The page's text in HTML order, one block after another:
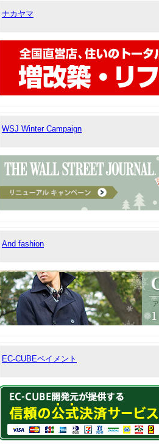
ナカヤマ
WSJ Winter Campaign
And fashion
EC-CUBEペイメント